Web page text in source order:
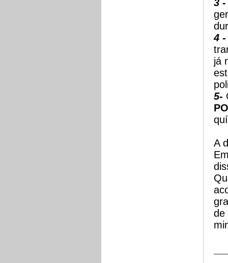
3 -
4 -
já
5-
A
de